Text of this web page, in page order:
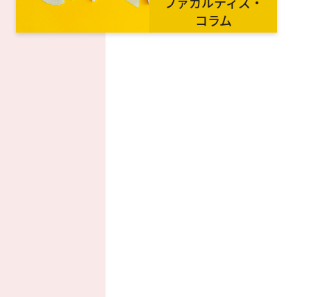
コラム